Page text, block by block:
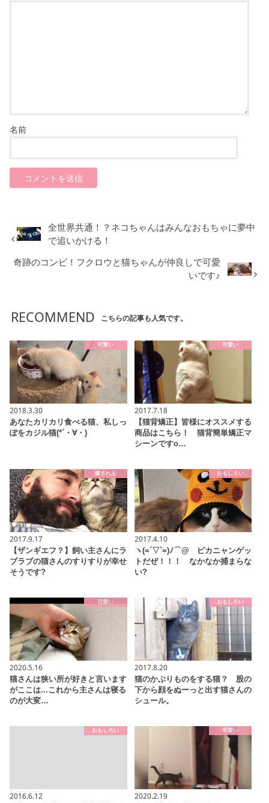
名前
全世界共通！？ネコちゃんはみんなおもちゃに夢中
で追いかける！
奇跡のコンビ！フクロウと猫ちゃんが仲良しで可愛
いです♪
RECOMMEND こちらの記事も人気です。
可愛い
2018.3.30
あなたカリカリ食べる猫、私しっ
ぽをカジル猫(*´・∀・)
可愛い
2017.7.18
【猫背矯正】皆様にオススメする
商品はこちら！ 猫背簡単矯正マ
シーンですo…
癒される
2017.9.17
【ザンギエフ？】飼い主さんにラ
ブラブの猫さんのすりすりが幸せ
そうです?
おもしろい
2017.4.10
ヽ(=´▽`=)ﾉ⌒@ ピカニャンゲッ
トだぜ！！！ なかなか捕まらな
い?
可愛い
2020.5.16
猫さんは狭い所が好きと言います
がここは...これから主さんは寝る
のが大変…
おもしろい
2017.8.20
猫のかぶりものをする猫？ 股の
下から顔をぬーっと出す猫さんの
シュール。
おもしろい
2016.6.12
可愛い
2020.2.19